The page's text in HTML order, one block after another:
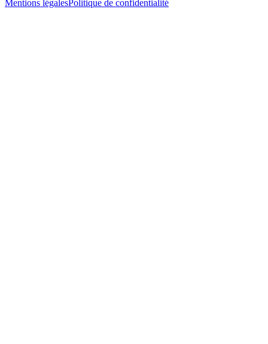
Mentions légalesPolitique de confidentialité